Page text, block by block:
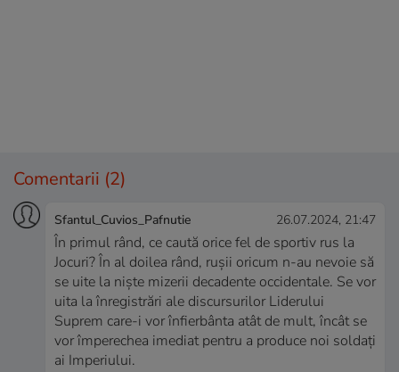
Comentarii (2)
Sfantul_Cuvios_Pafnutie 26.07.2024, 21:47
În primul rând, ce caută orice fel de sportiv rus la
Jocuri? În al doilea rând, rușii oricum n-au nevoie să
se uite la niște mizerii decadente occidentale. Se vor
uita la înregistrări ale discursurilor Liderului
Suprem care-i vor înfierbânta atât de mult, încât se
vor împerechea imediat pentru a produce noi soldați
ai Imperiului.